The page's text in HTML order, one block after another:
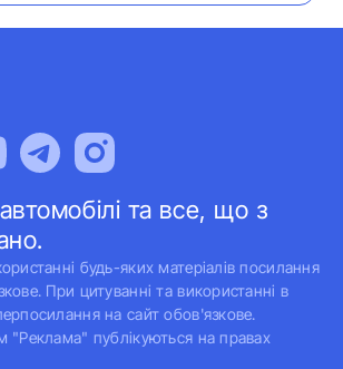
та все, що з
будь-яких матеріалів посилання
При цитуванні та використанні в
на сайт обов'язкове.
"Реклама" публікуються на правах